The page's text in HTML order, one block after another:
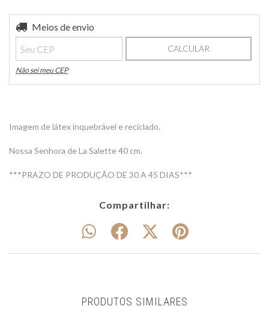
Entregas para o CEP:
Meios de envio
CALCULAR
Não sei meu CEP
Imagem de látex inquebrável e reciclado.
Nossa Senhora de La Salette 40 cm.
***PRAZO DE PRODUÇÃO DE 30 A 45 DIAS***
Compartilhar:
PRODUTOS SIMILARES